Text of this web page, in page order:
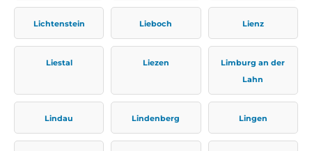
Lichtenstein Lieboch Lienz
Liestal Liezen
Limburg an der
Lahn
Lindau Lindenberg Lingen